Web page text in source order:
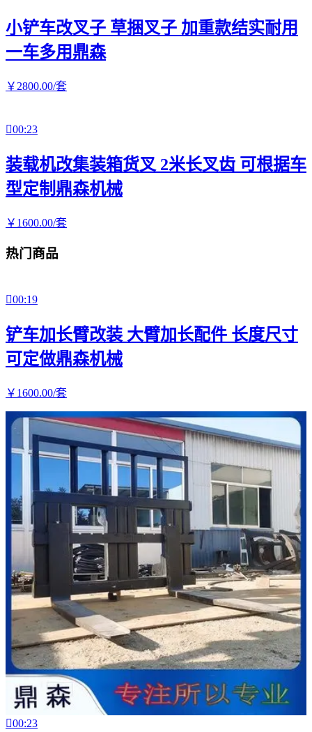
小铲车改叉子 草捆叉子 加重款结实耐用
一车多用鼎森
￥ 2800.00/套
00:23
装载机改集装箱货叉 2米长叉齿 可根据车
型定制鼎森机械
￥ 1600.00/套
热门商品
00:19
铲车加长臂改装 大臂加长配件 长度尺寸
可定做鼎森机械
￥ 1600.00/套
00:23